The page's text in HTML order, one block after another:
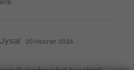
20 Haziran 2026